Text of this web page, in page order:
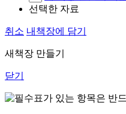
선택한 자료
취소 내책장에 담기
새책장 만들기
닫기
표가 있는 항목은 반